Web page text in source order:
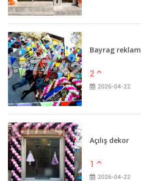
Bayrag reklam
2 m
2026-04-22
Açılış dekor
1 m
2026-04-22